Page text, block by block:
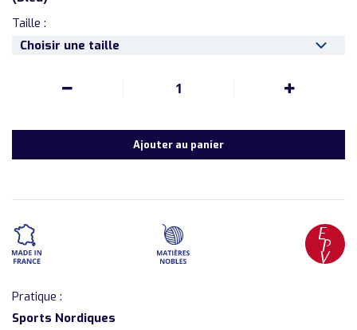
Taille :
Choisir une taille
1
Ajouter au panier
Pratique :
Sports Nordiques